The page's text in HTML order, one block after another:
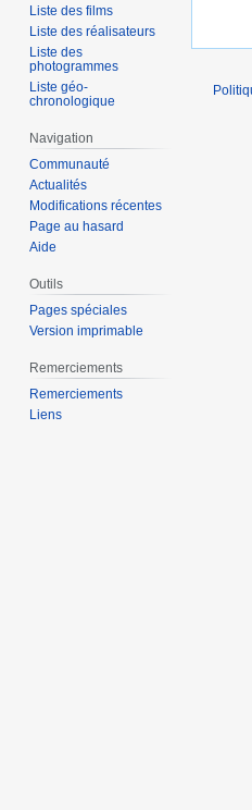
Liste des films
Liste des réalisateurs
Liste des
photogrammes
Liste géo-
chronologique
Navigation
Communauté
Actualités
Modifications récentes
Page au hasard
Aide
Outils
Pages spéciales
Version imprimable
Remerciements
Remerciements
Liens